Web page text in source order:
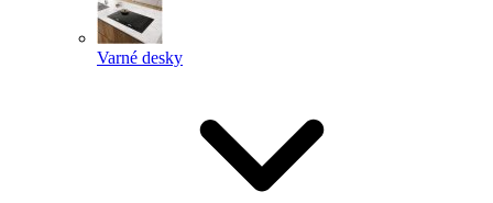
Varné desky